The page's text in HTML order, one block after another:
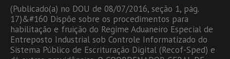
(Publicado(a) no DOU de 08/07/2016, seção 1, pág.
17)&#160 Dispõe sobre os procedimentos para
habilitação e fruição do Regime Aduaneiro Especial de
Entreposto Industrial sob Controle Informatizado do
Sistema Público de Escrituração Digital (Recof-Sped) e